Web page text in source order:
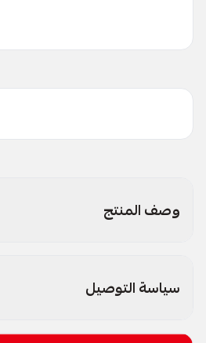
وصف المنتج
سياسة التوصيل